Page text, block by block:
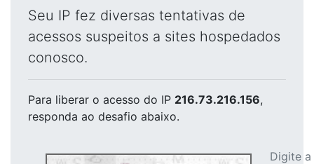
Seu IP fez diversas tentativas de
acessos suspeitos a sites hospedados
conosco.
Para liberar o acesso do IP 216.73.216.156,
responda ao desafio abaixo.
Digite